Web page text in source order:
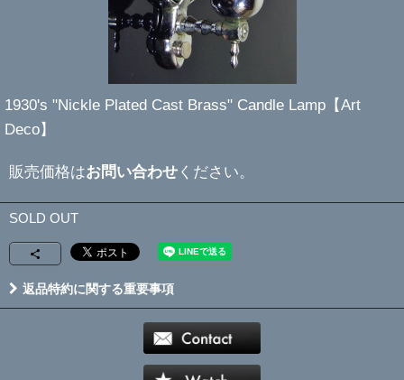
1930's "Nickle Plated Cast Brass" Candle Lamp【Art
Deco】
販売価格はお問い合わせ ください。
SOLD OUT
返品特約に関する重要事項